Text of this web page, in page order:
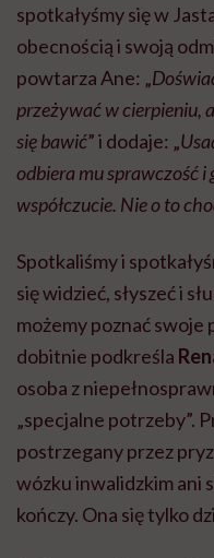
spotkałyśmy się w
obecnością i swoją
powtarza Ane: „
przeżywać w cierpieniu,
się bawić” i dodaje: „
odbiera mu sprawczość i
współczucie. Nie o to
Spotkaliśmy i
się widzieć, słyszeć i
możemy poznać swoje
dobitnie podkreśla
osoba z
„specjalne potrzeby”.
postrzegany przez
wózku inwalidzkim ani
kończy. Ona się tylko